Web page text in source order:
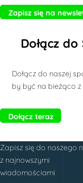
Zapisz się na
Dołącz
Dołącz do naszej
by być na bieżąco
Dołącz teraz
Zapisz się do naszego
z najnowszymi
wiadomościami